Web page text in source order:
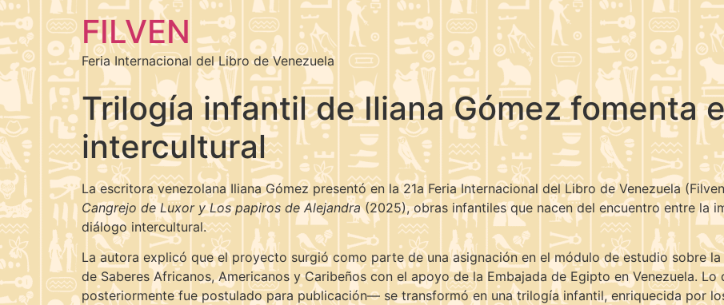
FILVEN
Feria Internacional del Libro de Venezuela
Trilogía infantil de Iliana Gómez fomenta
intercultural
La escritora venezolana Iliana Gómez presentó en la 21a Feria Internacional del Libro de Venezuela
Cangrejo de Luxor y Los papiros de Alejandra(2025), obras infantiles que nacen del encuentro entre la
diálogo intercultural.
La autora explicó que el proyecto surgió como parte de una asignación en el módulo de estudio sobre
de Saberes Africanos, Americanos y Caribeños con el apoyo de la Embajada de Egipto en Venezuela.
posteriormente fue postulado para publicación— se transformó en una trilogía infantil, enriquecida por